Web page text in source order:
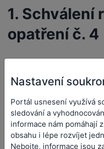
1. Schválení
opatření č. 4
1. Schválení
opatření č. 4
Číslo návrhu:0049/24
Číslo usnesení:0282/
Nastavení
Portál usnesení využívá
sledování a
informace nám pomáhají
obsahu i lépe rozvíjet
Nebojte, informace jsou